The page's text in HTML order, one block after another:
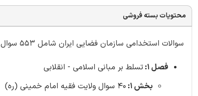
محتویات بسته فروشی
سوالات استخدامی سازمان فضایی ایران شامل 553 سوال با
فصل 1:
تسلط بر مبانی اسلامی - انقلابی
بخش 1:
40 سوال ولایت فقیه امام خمینی (ره)